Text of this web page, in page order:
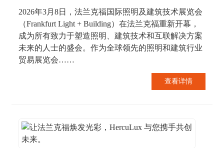
2026年3月8日，法兰克福国际照明及建筑技术展览会
（Frankfurt Light + Building）在法兰克福重新开幕，
成为所有致力于塑造照明、建筑技术和互联解决方案
未来的人士的盛会。作为全球领先的照明和建筑行业
贸易展览会……
查看详情